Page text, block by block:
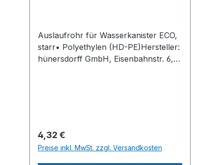
Auslaufrohr für Wasserkanister ECO,
starr• Polyethylen (HD-PE)Hersteller:
hünersdorff GmbH, Eisenbahnstr. 6,
Regulärer Preis:
4,32 €
Preise inkl. MwSt. zzgl. Versandkosten